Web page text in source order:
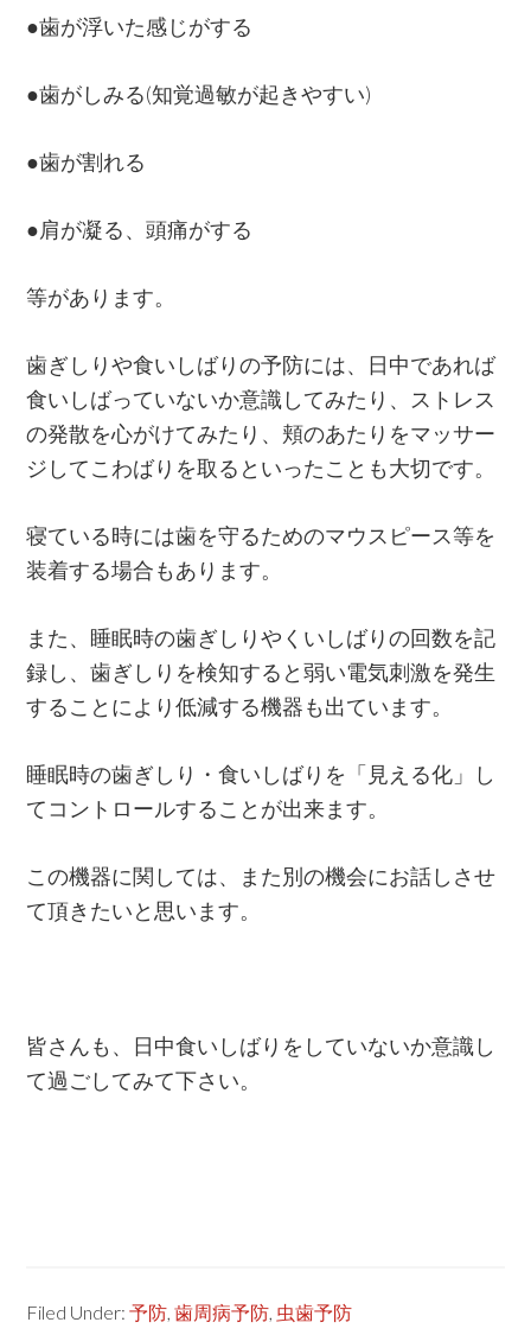
●歯が浮いた感じがする
●歯がしみる(知覚過敏が起きやすい)
●歯が割れる
●肩が凝る、頭痛がする
等があります。
歯ぎしりや食いしばりの予防には、日中であれば
食いしばっていないか意識してみたり、ストレス
の発散を心がけてみたり、頬のあたりをマッサー
ジしてこわばりを取るといったことも大切です。
寝ている時には歯を守るためのマウスピース等を
装着する場合もあります。
また、睡眠時の歯ぎしりやくいしばりの回数を記
録し、歯ぎしりを検知すると弱い電気刺激を発生
することにより低減する機器も出ています。
睡眠時の歯ぎしり・食いしばりを「見える化」し
てコントロールすることが出来ます。
この機器に関しては、また別の機会にお話しさせ
て頂きたいと思います。
皆さんも、日中食いしばりをしていないか意識し
て過ごしてみて下さい。
Filed Under:予防,歯周病予防, 虫歯予防